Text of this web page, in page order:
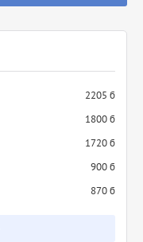
2205 б
1800 б
1720 б
900 б
870 б